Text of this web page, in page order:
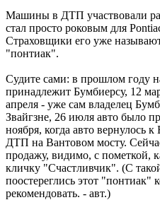
Машины в ДТП участвовали
стал просто роковым для
Страховщики его уже
"понтиак".
Судите сами: в прошлом году
принадлежит Бумбиерсу, 12
апреля - уже сам владелец
Звайгзне, 26 июля авто было
ноября, когда авто вернулось
ДТП на Вантовом мосту.
продажу, видимо, с пометкой,
кличку "Счастливчик". (С
поостереглись этот "понтиак"
рекомендовать. - авт.)